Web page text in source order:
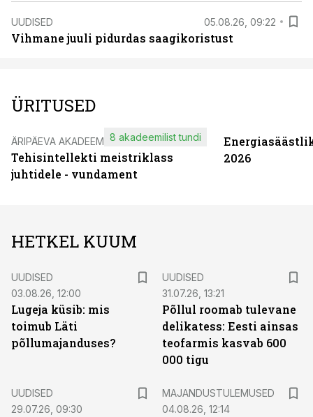
UUDISED 05.08.26, 09:22
Vihmane juuli pidurdas saagikoristust
ÜRITUSED
ÄRIPÄEVA AKADEEMIA
Tehisintellekti meistriklass
juhtidele - vundament
8 akadeemilist tundi
2026
HETKEL KUUM
UUDISED
03.08.26, 12:00
Lugeja küsib: mis
toimub Läti
põllumajanduses?
UUDISED
31.07.26, 13:21
Põllul roomab tulevane
delikatess: Eesti ainsas
teofarmis kasvab 600
000 tigu
UUDISED
29.07.26, 09:30
MAJANDUSTULEMUSED
04.08.26, 12:14